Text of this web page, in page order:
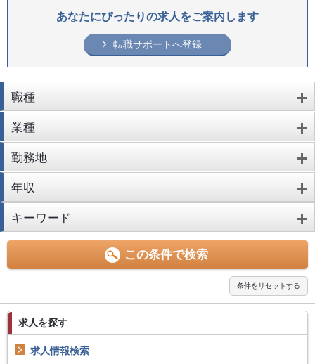
あなたにぴったりの求人をご案内します
転職サポートへ登録
職種
業種
勤務地
年収
キーワード
求人を探す
求人情報検索